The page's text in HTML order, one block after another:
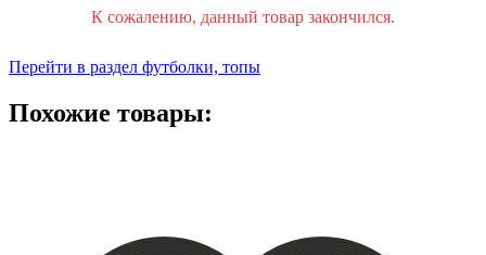
К сожалению, данный товар закончился.
Перейти в раздел футболки, топы
Похожие товары: